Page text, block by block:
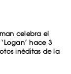
celebra el
hace 3
inéditas de la